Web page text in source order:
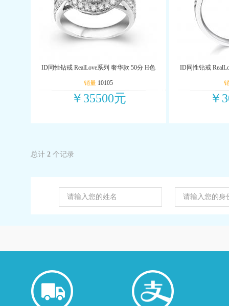
ID同性钻戒 RealLove系列 奢华款 50分 H色
销量 10105
￥35500元
ID同性钻戒
￥
总计 2 个记录